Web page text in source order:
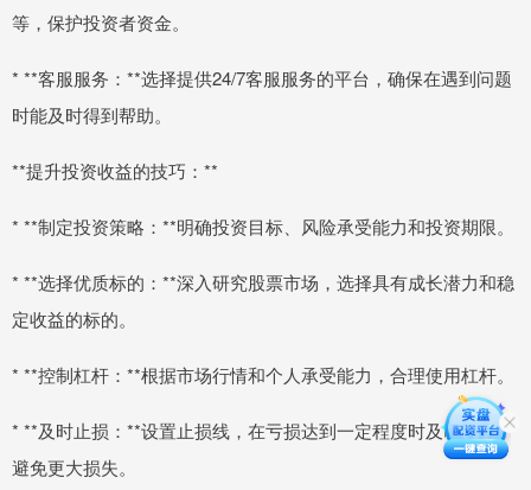
等，保护投资者资金。
* **客服服务：**选择提供24/7客服服务的平台，确保在遇到问题
时能及时得到帮助。
**提升投资收益的技巧：**
* **制定投资策略：**明确投资目标、风险承受能力和投资期限。
* **选择优质标的：**深入研究股票市场，选择具有成长潜力和稳
定收益的标的。
* **控制杠杆：**根据市场行情和个人承受能力，合理使用杠杆。
* **及时止损：**设置止损线，在亏损达到一定程度时及时止损，
避免更大损失。